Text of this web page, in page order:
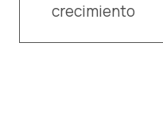
crecimiento